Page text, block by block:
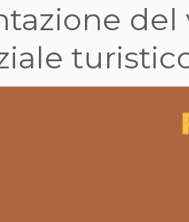
del